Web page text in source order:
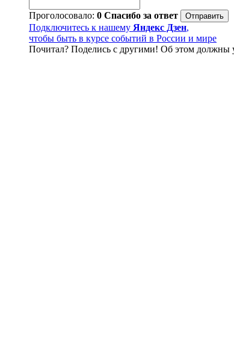
Проголосовало: 0 Спасибо за ответ
Подключитесь к нашему Яндекс Дзен,
чтобы быть в курсе событий в России и мире
Почитал? Поделись с другими! Об этом должны